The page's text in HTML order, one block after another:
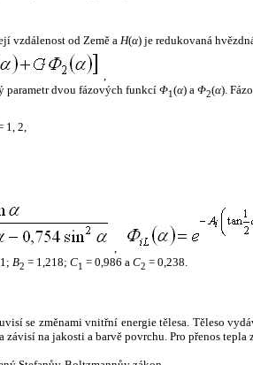
vzdálenost od Země a H(α) je redukovaná
,
parametr dvou fázových funkcí Φ1(α) a Φ2(α).
1, 2,
,
B2 = 1,218; C1 = 0,986 a C2 = 0,238.
se změnami vnitřní energie tělesa. Těleso
závisí na jakosti a barvě povrchu. Pro přenos